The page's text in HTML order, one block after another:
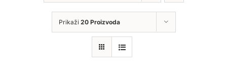
Prikaži 20 Proizvoda